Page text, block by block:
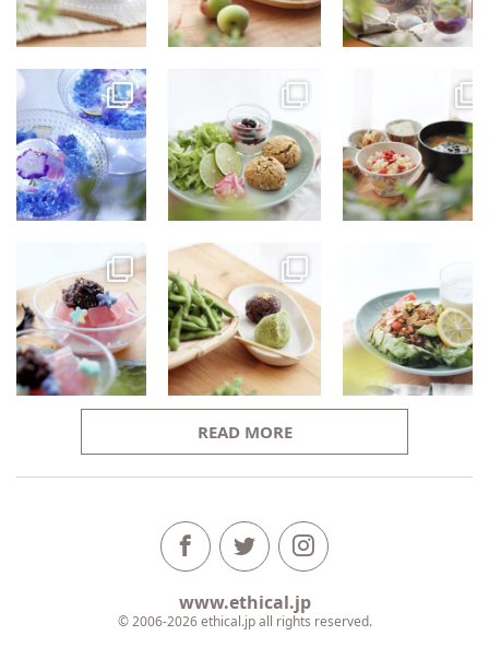
READ MORE
www.ethical.jp
© 2006-2026 ethical.jp all rights reserved.